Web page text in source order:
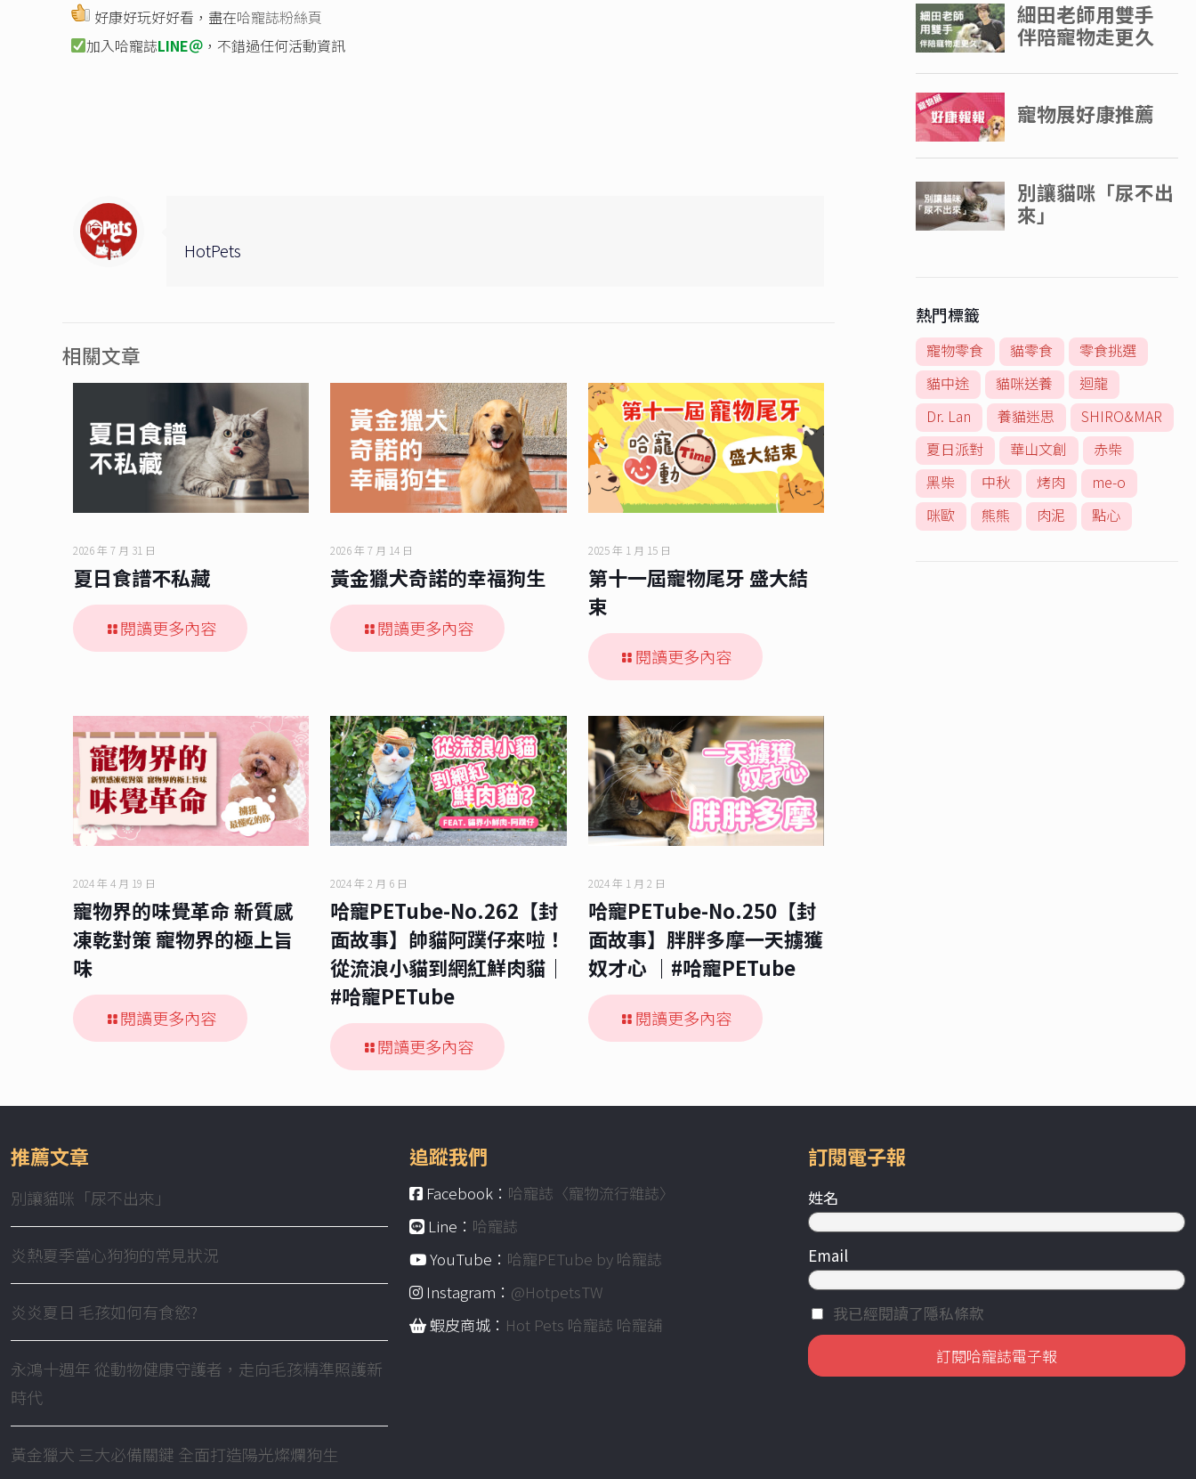
好康好玩好好看，盡在哈寵誌粉絲頁
加入哈寵誌LINE＠，不錯過任何活動資訊
HotPets
相關文章
2026 年 7 月 31 日
夏日食譜不私藏
閱讀更多內容
2026 年 7 月 14 日
黃金獵犬奇諾的幸福狗生
閱讀更多內容
2025 年 1 月 15 日
第十一屆寵物尾牙 盛大結
束
閱讀更多內容
2024 年 4 月 19 日
寵物界的味覺革命 新質感
凍乾對策 寵物界的極上旨
味
閱讀更多內容
2024 年 2 月 6 日
哈寵PETube-No.262【封
面故事】帥貓阿蹼仔來啦！
從流浪小貓到網紅鮮肉貓｜
#哈寵PETube
閱讀更多內容
2024 年 1 月 2 日
哈寵PETube-No.250【封
面故事】胖胖多摩一天擄獲
奴才心 ｜#哈寵PETube
閱讀更多內容
熱門標籤
寵物零食 貓零食
零食挑選
貓中途
貓咪送養
迴龍
Dr. Lan
養貓迷思
SHIRO&MAR
夏日派對
華山文創
赤柴
黑柴
中秋 烤肉
me-o
咪歐
熊熊 肉泥 點心
推薦文章
別讓貓咪「尿不出來」
炎熱夏季當心狗狗的常見狀況
炎炎夏日 毛孩如何有食慾?
永鴻十週年 從動物健康守護者，走向毛孩精準照護新
時代
黃金獵犬 三大必備關鍵 全面打造陽光燦爛狗生
追蹤我們
Facebook： 哈寵誌〈寵物流行雜誌〉
Line： 哈寵誌
YouTube： 哈寵PETube by 哈寵誌
Instagram： @HotpetsTW
蝦皮商城： Hot Pets 哈寵誌 哈寵舖
訂閱電子報
姓名
Email
我已經閱讀了隱私條款